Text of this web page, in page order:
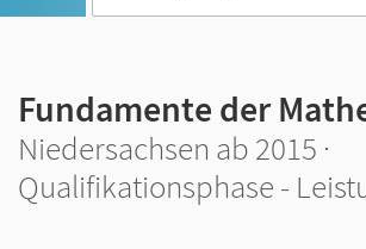
Fundamente der
Niedersachsen ab 2015 ·
Qualifikationsphase -